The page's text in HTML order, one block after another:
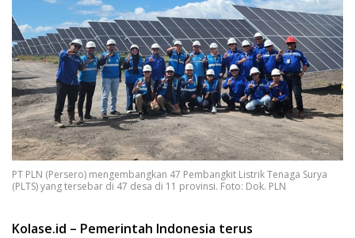
PT PLN (Persero) mengembangkan 47 Pembangkit Listrik Tenaga Surya
(PLTS) yang tersebar di 47 desa di 11 provinsi. Foto: Dok. PLN
Kolase.id – Pemerintah Indonesia terus